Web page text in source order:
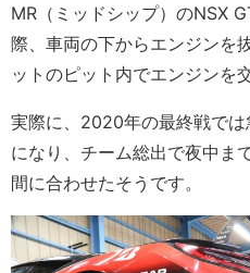
MR（ミッドシップ）のNSX
際、車両の下からエンジンを
ットのピット内でエンジンを
実際に、2020年の最終戦で
になり、チーム総出で夜中ま
間に合わせたそうです。